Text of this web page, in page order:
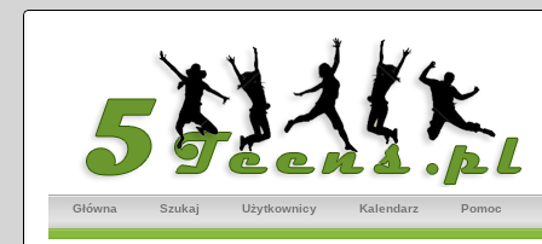
Główna Szukaj Użytkownicy Kalendarz Pomoc